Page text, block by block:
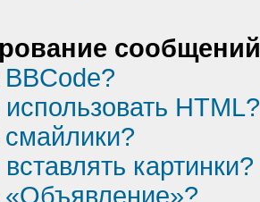
BBCode?
HTML?
смайлики?
картинки?
«Объявление»?